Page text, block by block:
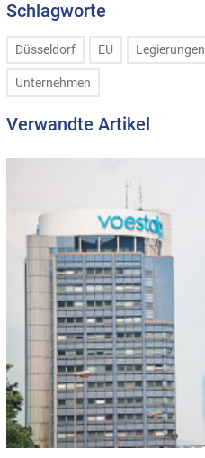
Schlagworte
Düsseldorf EU Legierungen
Unternehmen
Verwandte Artikel